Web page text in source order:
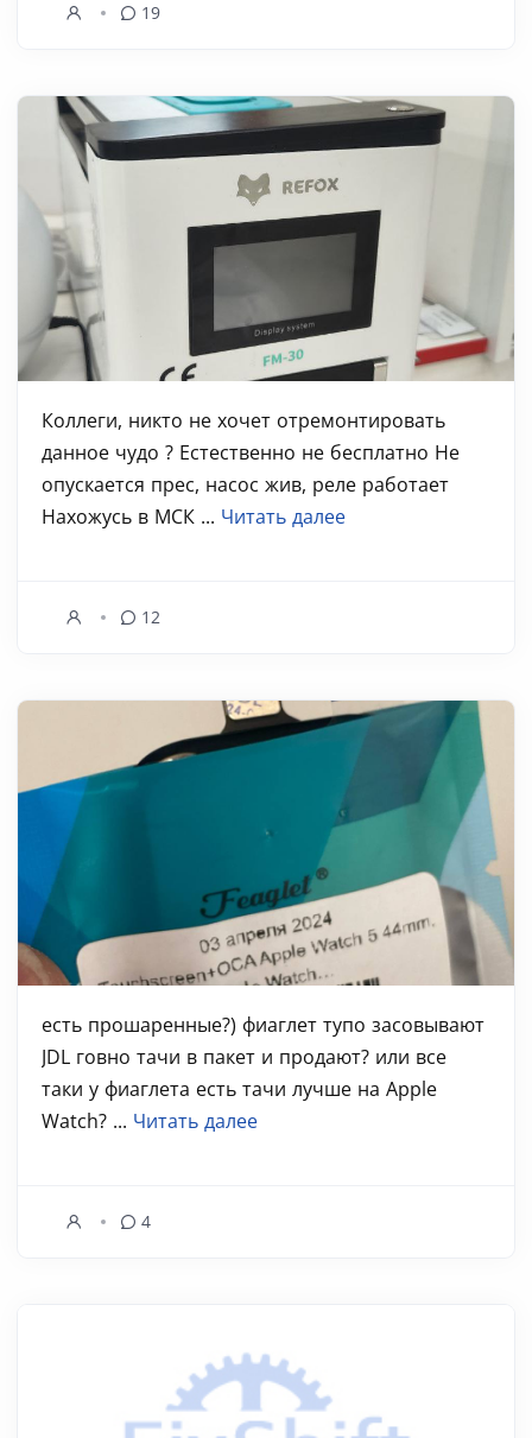
19
Коллеги, никто не хочет отремонтировать
данное чудо ? Естественно не бесплатно Не
опускается прес, насос жив, реле работает
Нахожусь в МСК ... Читать далее
12
есть прошаренные?) фиаглет тупо засовывают
JDL говно тачи в пакет и продают? или все
таки у фиаглета есть тачи лучше на Apple
Watch? ... Читать далее
4